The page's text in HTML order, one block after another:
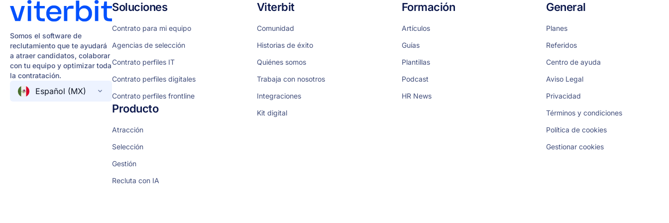
Somos el software de
reclutamiento que te ayudará
a atraer candidatos, colaborar
con tu equipo y optimizar toda
la contratación.
Español (MX)
Soluciones
Contrato para mi equipo
Agencias de selección
Contrato perfiles IT
Contrato perfiles digitales
Contrato perfiles frontline
Producto
Atracción
Selección
Gestión
Recluta con IA
Viterbit
Comunidad
Historias de éxito
Quiénes somos
Trabaja con nosotros
Integraciones
Kit digital
Formación
Artículos
Guías
Plantillas
Podcast
HR News
General
Planes
Referidos
Centro de ayuda
Aviso Legal
Privacidad
Términos y condiciones
Política de cookies
Gestionar cookies